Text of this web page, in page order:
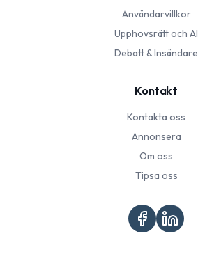
Användarvillkor
Upphovsrätt och AI
Debatt & Insändare
Kontakt
Kontakta oss
Annonsera
Om oss
Tipsa oss